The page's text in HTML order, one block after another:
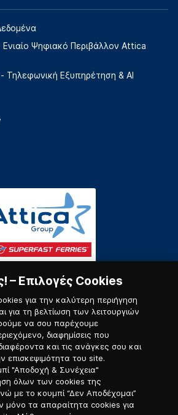
Ψηφιακό Περιβάλλον Attica
Τηλεφωνική Εξυπηρέτηση & AI
Πύλη Ναυτικού
– Επιλογές Cookies
για την καλύτερη περιήγηση
για τη βελτίωση των λειτουργιών
να σου παρέχουμε
διαφημίσεις που
και τις ανάγκες σου και
επισκεψιμότητα του site.
"Αποδοχή & Συνέχεια"
όλων των cookies της
με το κουμπί “Δεν Αποδέχομαι”
μόνο τα απαραίτητα cookies για